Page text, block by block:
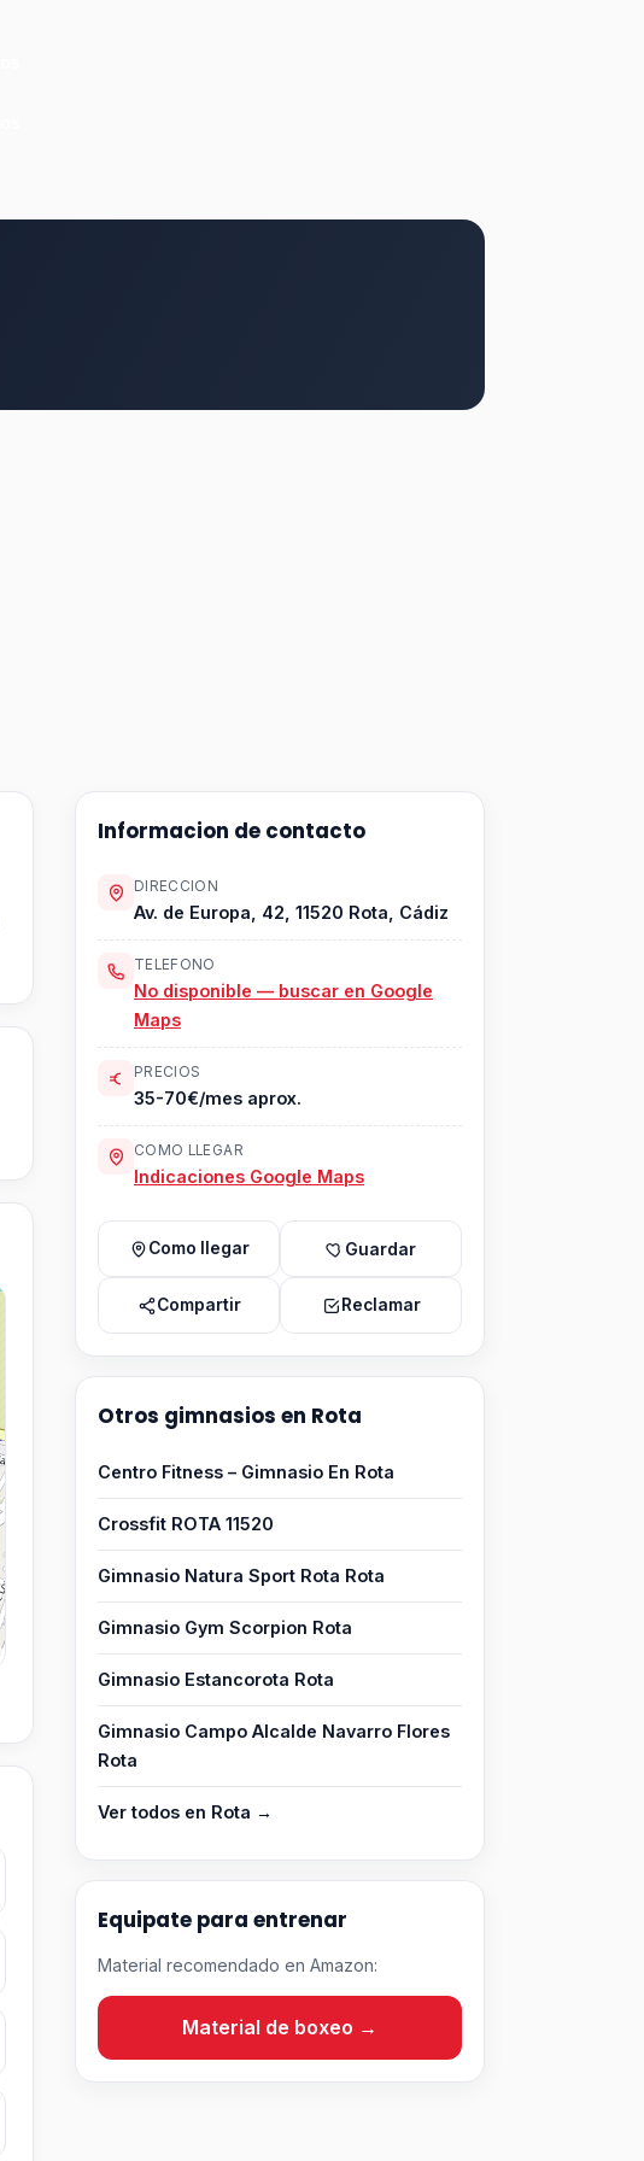
Informacion de contacto
DIRECCION
Av. de Europa, 42, 11520 Rota, Cádiz
TELEFONO
No disponible — buscar en Google
Maps
PRECIOS
35-70€/mes aprox.
COMO LLEGAR
Indicaciones Google Maps
Como llegar Guardar
Compartir Reclamar
Otros gimnasios en Rota
Centro Fitness – Gimnasio En Rota
Crossfit ROTA 11520
Gimnasio Natura Sport Rota Rota
Gimnasio Gym Scorpion Rota
Gimnasio Estancorota Rota
Gimnasio Campo Alcalde Navarro Flores
Rota
Ver todos en Rota →
Equipate para entrenar
Material recomendado en Amazon:
Material de boxeo →